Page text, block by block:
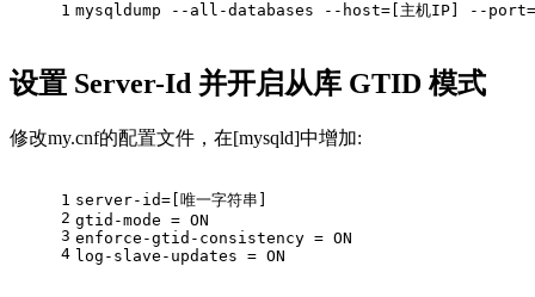
1 mysqldump --all-databases --host=[主机IP] --
设置 Server-Id 并开启从库 GTID 模式
修改my.cnf的配置文件，在[mysqld]中增加:
1
2
3
4
server-id=[唯一字符串]
gtid-mode = ON
enforce-gtid-consistency = ON
log-slave-updates = ON